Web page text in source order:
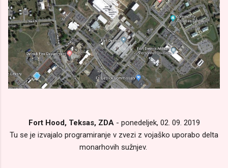
Fort Hood, Teksas, ZDA - ponedeljek, 02. 09. 2019
Tu se je izvajalo programiranje v zvezi z vojaško uporabo delta
monarhovih sužnjev.